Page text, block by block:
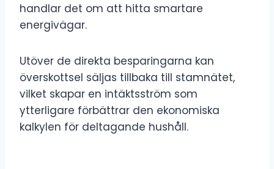
handlar det om att hitta smartare
energivägar.
Utöver de direkta besparingarna kan
överskottsel säljas tillbaka till stamnätet,
vilket skapar en intäktsström som
ytterligare förbättrar den ekonomiska
kalkylen för deltagande hushåll.